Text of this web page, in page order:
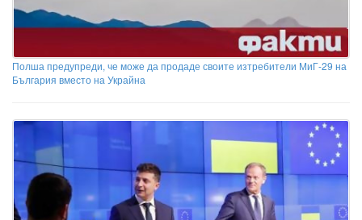
Полша предупреди, че може да продаде своите изтребители МиГ-29 на
България вместо на Украйна